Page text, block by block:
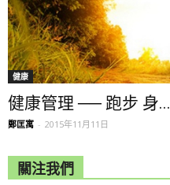
健康
健康管理 ── 跑步 身...
鄭匡寓 - 2015年11月11日
關注我們